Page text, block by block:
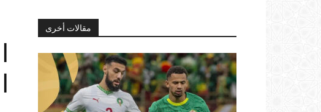
مقالات أخرى